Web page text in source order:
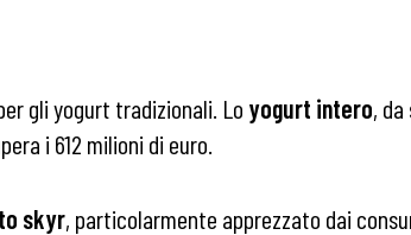
gli yogurt tradizionali. Lo yogurt intero, da
i 612 milioni di euro.
skyr, particolarmente apprezzato dai